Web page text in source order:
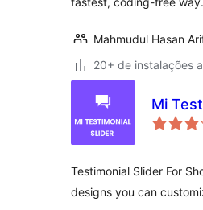
Mahmudul Hasan
20+ de instalações
Mi
Testimonial Slider For
designs you can